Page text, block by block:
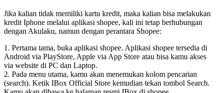
Jika kalian tidak memiliki kartu kredit, maka kalian bisa melakukan
kredit Iphone melalui aplikasi shopee, kali ini tetap berhubungan
dengan Akulaku, namun dengan perantara Shopee:
1. Pertama tama, buka aplikasi shopee. Aplikasi shopee tersedia di
Android via PlayStore, Apple via App Store atau bisa kamu akses
via website di PC dan Laptop.
2. Pada menu utama, kamu akan menemukan kolom pencarian
(search). Ketik IBox Official Store kemudian tekan tombol Search.